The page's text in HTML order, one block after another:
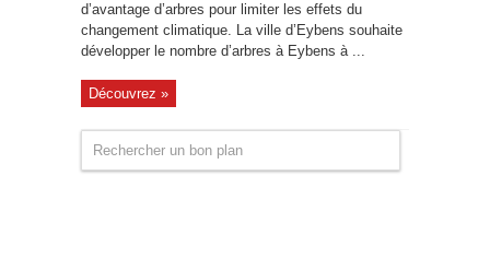
d’avantage d’arbres pour limiter les effets du
changement climatique. La ville d’Eybens souhaite
développer le nombre d’arbres à Eybens à ...
Découvrez »